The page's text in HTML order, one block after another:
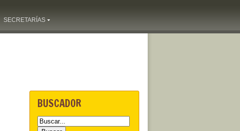
SECRETARÍAS
BUSCADOR